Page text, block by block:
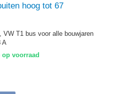
hoog tot 67
VW T1 bus voor alle bouwjaren
A
op voorraad